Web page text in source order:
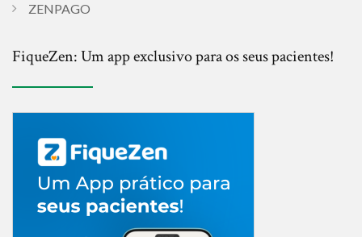
ZENPAGO
FiqueZen: Um app exclusivo para os seus pacientes!